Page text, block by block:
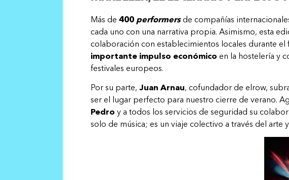
Más de 400 performersde compañías
cada uno con una narrativa propia. Asimismo, esta
colaboración con establecimientos locales durante el
importante impulso económico en la hostelería y
festivales europeos.
Por su parte, Juan Arnau, cofundador de elrow,
ser el lugar perfecto para nuestro cierre de verano.
Pedro y a todos los servicios de seguridad su
solo de música; es un viaje colectivo a través del arte